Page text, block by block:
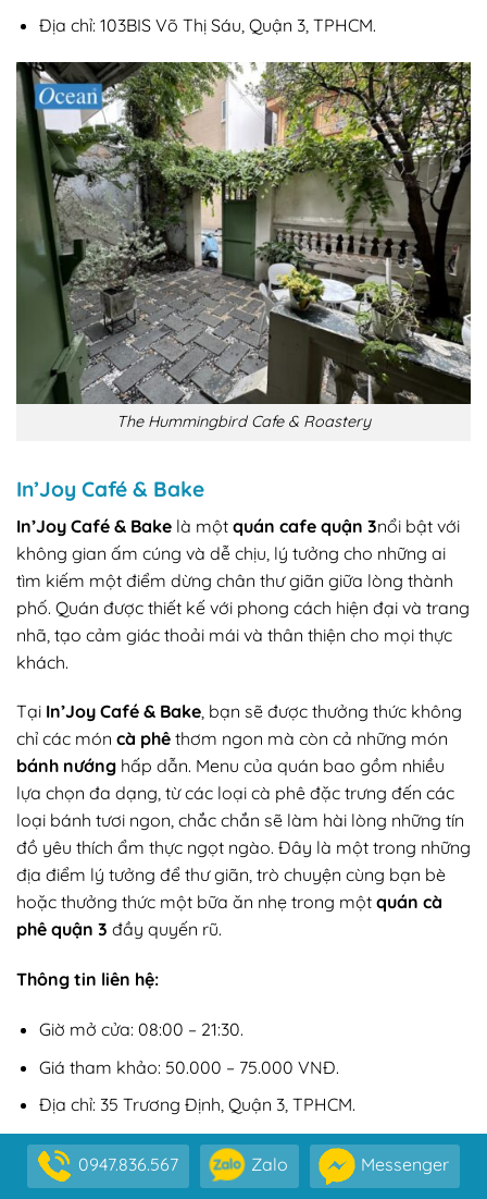
Địa chỉ: 103BIS Võ Thị Sáu, Quận 3, TPHCM.
The Hummingbird Cafe & Roastery
In’Joy Café & Bake
In’Joy Café & Bake là một quán cafe quận 3nổi bật với
không gian ấm cúng và dễ chịu, lý tưởng cho những ai
tìm kiếm một điểm dừng chân thư giãn giữa lòng thành
phố. Quán được thiết kế với phong cách hiện đại và trang
nhã, tạo cảm giác thoải mái và thân thiện cho mọi thực
khách.
Tại In’Joy Café & Bake, bạn sẽ được thưởng thức không
chỉ các món cà phê thơm ngon mà còn cả những món
bánh nướng hấp dẫn. Menu của quán bao gồm nhiều
lựa chọn đa dạng, từ các loại cà phê đặc trưng đến các
loại bánh tươi ngon, chắc chắn sẽ làm hài lòng những tín
đồ yêu thích ẩm thực ngọt ngào. Đây là một trong những
địa điểm lý tưởng để thư giãn, trò chuyện cùng bạn bè
hoặc thưởng thức một bữa ăn nhẹ trong một quán cà
phê quận 3 đầy quyến rũ.
Thông tin liên hệ:
Giờ mở cửa: 08:00 – 21:30.
Giá tham khảo: 50.000 – 75.000 VNĐ.
Địa chỉ: 35 Trương Định, Quận 3, TPHCM.
0947.836.567 Zalo Messenger